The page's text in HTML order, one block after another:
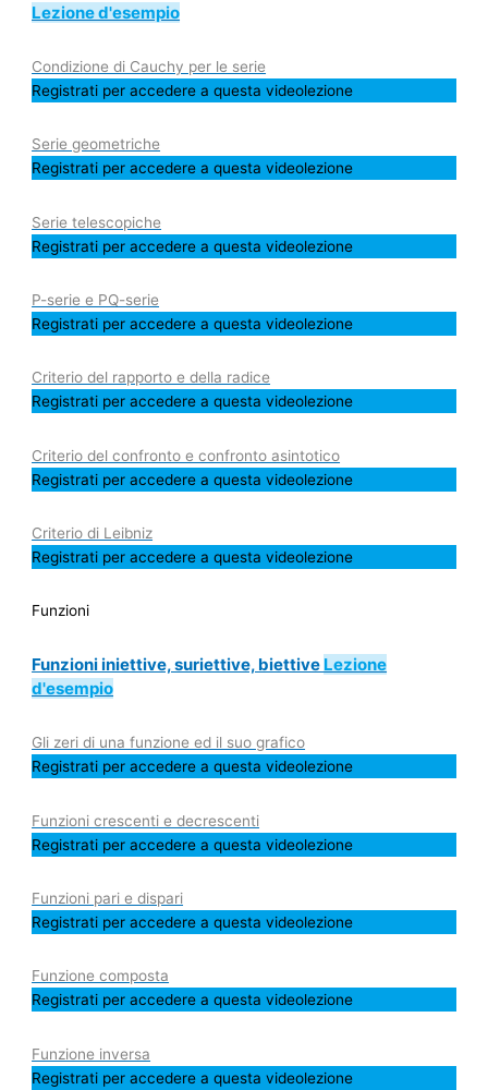
Lezione d'esempio
Condizione di Cauchy per le serie
Registrati per accedere a questa videolezione
Serie geometriche
Registrati per accedere a questa videolezione
Serie telescopiche
Registrati per accedere a questa videolezione
P-serie e PQ-serie
Registrati per accedere a questa videolezione
Criterio del rapporto e della radice
Registrati per accedere a questa videolezione
Criterio del confronto e confronto asintotico
Registrati per accedere a questa videolezione
Criterio di Leibniz
Registrati per accedere a questa videolezione
Funzioni
Funzioni iniettive, suriettive, biettive Lezione
d'esempio
Gli zeri di una funzione ed il suo grafico
Registrati per accedere a questa videolezione
Funzioni crescenti e decrescenti
Registrati per accedere a questa videolezione
Funzioni pari e dispari
Registrati per accedere a questa videolezione
Funzione composta
Registrati per accedere a questa videolezione
Funzione inversa
Registrati per accedere a questa videolezione